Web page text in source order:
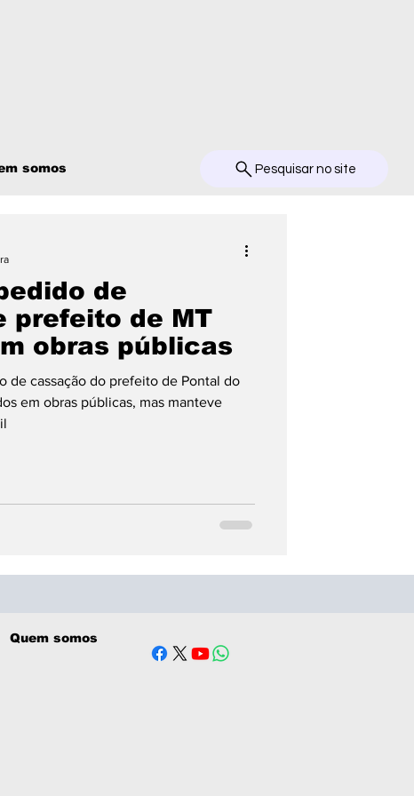
somos Pesquisar no site
de
prefeito de MT
obras públicas
de cassação do prefeito de Pontal do
em obras públicas, mas manteve
Quem somos